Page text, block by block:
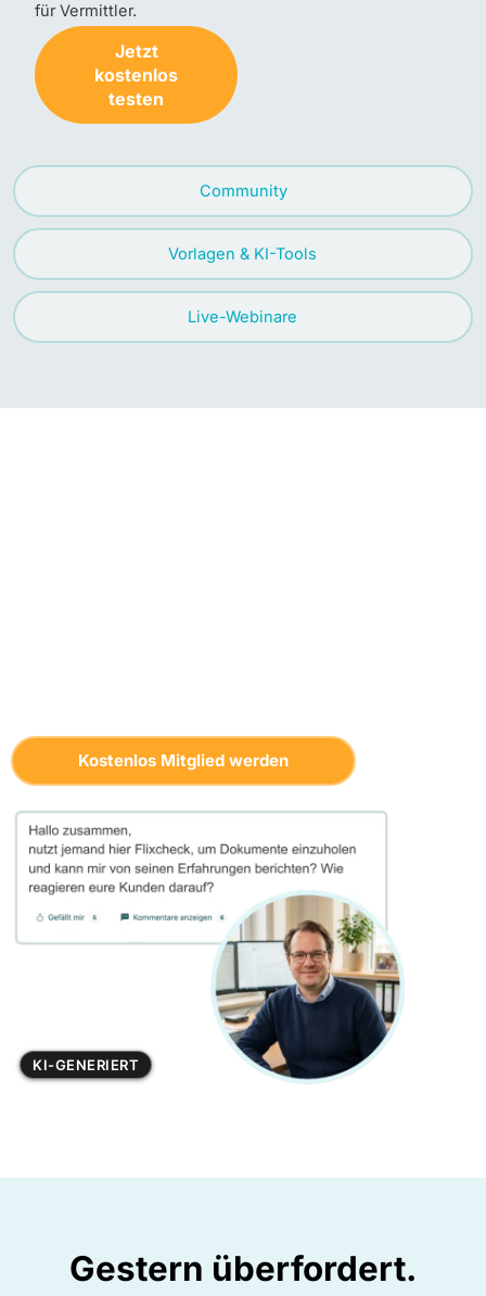
Community
Vorlagen & KI-Tools
Live-Webinare
für Vermittler.
Jetzt
kostenlos
testen
Kostenlos Mitglied werden
KI-GENERIERT
Gestern überfordert.